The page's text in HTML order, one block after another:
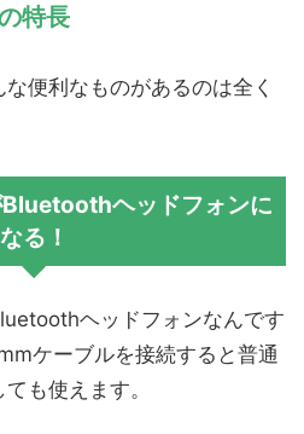
特長
便利なものがあるのは全く
ヘッドフォンに
なる！
ヘッドフォンなんです
ケーブルを接続すると普通
も使えます。